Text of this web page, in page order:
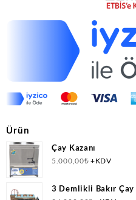
Ürün
Çay Kazanı
5.000,00₺ +KDV
3 Demlikli Bakır Çay